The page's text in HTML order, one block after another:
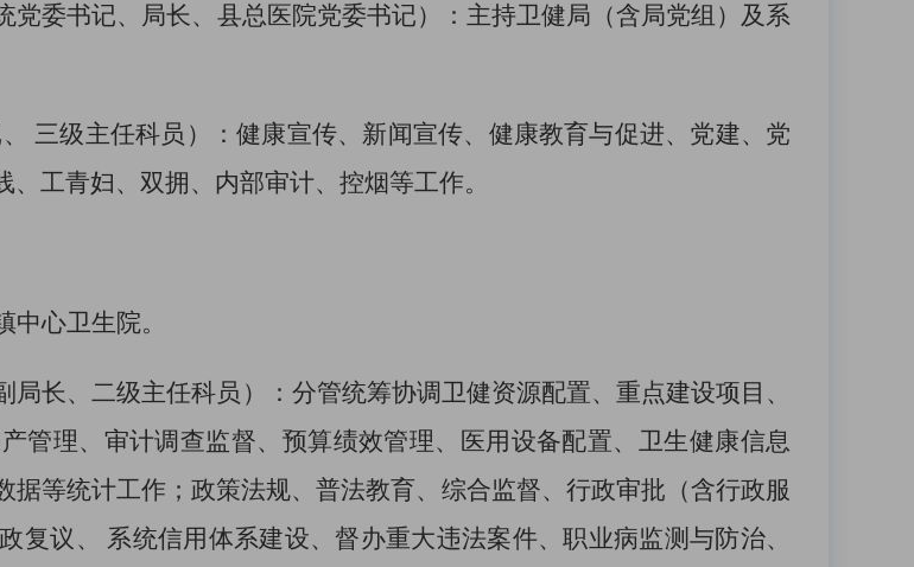
党委书记、 局长、 县总医院党委书记）： 主持卫健局（含局党组）及系
三级主任科员 ）：健康宣传、新闻宣传、 健康教育与促进、 党建、党
、工青妇、双拥、 内部审计、 控烟等工作。
中心卫生院。
局长、二级主任科员 ）： 分管统筹协调卫健资源配置、 重点建设项目、
管理、审计调查监督、 预算绩效管理、医用设备配置、 卫生健康信息
等统计工作；政策法规、普法教育、综合监督、行政审批 （含行政服
复议、 系统信用体系建设、督办重大违法案件、职业病监测与防治、